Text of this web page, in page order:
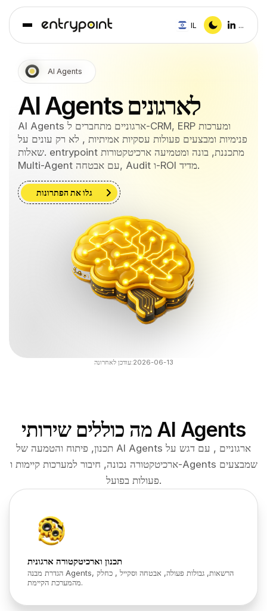
AI Agents
AI Agents לארגונים
AI Agents ארגוניים מתחברים ל-CRM, ERP ומערכות
פנימיות ומבצעים פעולות עסקיות אמיתיות , לא רק עונים על
שאלות. entrypoint מתכננת, בונה ומטמיעה ארכיטקטורות
Multi-Agent עם אבטחה, Audit ו-ROI מדיד.
גלו את הפתרונות
עודכן לאחרונה:2026-06-13
מה כוללים שירותי AI Agents
תכנון, פיתוח והטמעה של AI Agents ארגוניים , עם דגש על
ארכיטקטורה נכונה, חיבור למערכות קיימות ו-Agents שמבצעים
פעולות בפועל.
תכנון וארכיטקטורה ארגונית
הגדרת מבנה Agents, הרשאות, גבולות פעולה, אבטחה וסקייל , כחלק
מהמערכת הקיימת.